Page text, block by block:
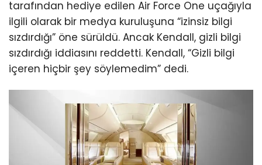
tarafından hediye edilen Air Force One uçağıyla
ilgili olarak bir medya kuruluşuna “izinsiz bilgi
sızdırdığı” öne sürüldü. Ancak Kendall, gizli bilgi
sızdırdığı iddiasını reddetti. Kendall, “Gizli bilgi
içeren hiçbir şey söylemedim” dedi.